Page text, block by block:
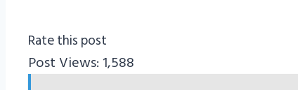
Rate this post
Post Views: 1,588